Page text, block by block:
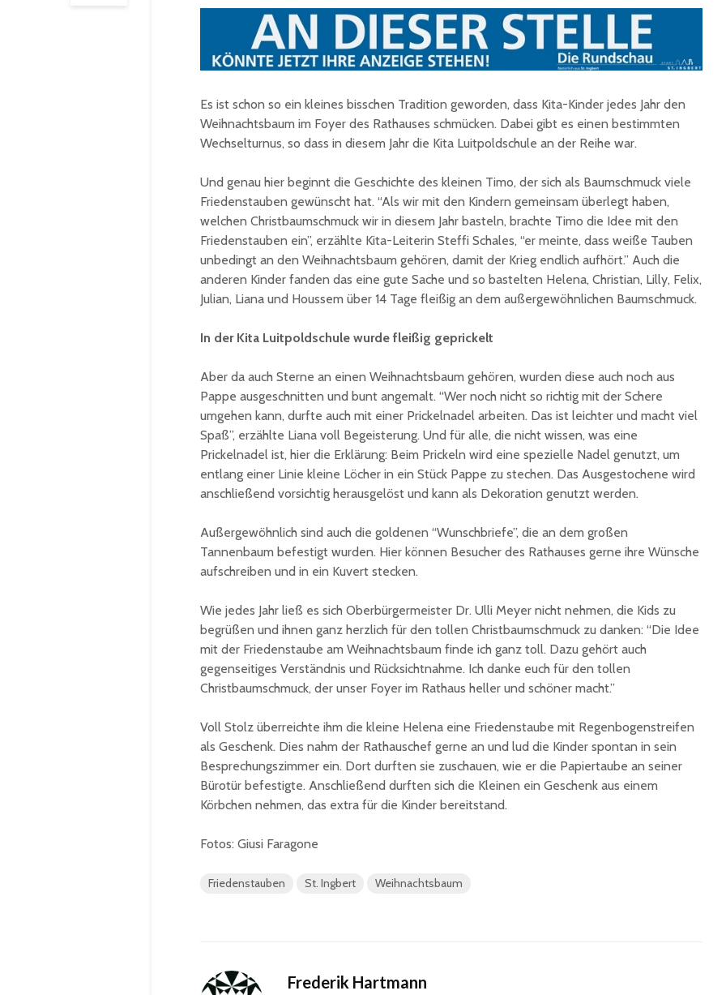
Es ist schon so ein kleines bisschen Tradition geworden, dass Kita-Kinder jedes Jahr den
Weihnachtsbaum im Foyer des Rathauses schmücken. Dabei gibt es einen bestimmten
Wechselturnus, so dass in diesem Jahr die Kita Luitpoldschule an der Reihe war.
Und genau hier beginnt die Geschichte des kleinen Timo, der sich als Baumschmuck viele
Friedenstauben gewünscht hat. “Als wir mit den Kindern gemeinsam überlegt haben,
welchen Christbaumschmuck wir in diesem Jahr basteln, brachte Timo die Idee mit den
Friedenstauben ein”, erzählte Kita-Leiterin Steffi Schales, “er meinte, dass weiße Tauben
unbedingt an den Weihnachtsbaum gehören, damit der Krieg endlich aufhört.” Auch die
anderen Kinder fanden das eine gute Sache und so bastelten Helena, Christian, Lilly, Felix,
Julian, Liana und Houssem über 14 Tage fleißig an dem außergewöhnlichen Baumschmuck.
In der Kita Luitpoldschule wurde fleißig geprickelt
Aber da auch Sterne an einen Weihnachtsbaum gehören, wurden diese auch noch aus
Pappe ausgeschnitten und bunt angemalt. “Wer noch nicht so richtig mit der Schere
umgehen kann, durfte auch mit einer Prickelnadel arbeiten. Das ist leichter und macht viel
Spaß”, erzählte Liana voll Begeisterung. Und für alle, die nicht wissen, was eine
Prickelnadel ist, hier die Erklärung: Beim Prickeln wird eine spezielle Nadel genutzt, um
entlang einer Linie kleine Löcher in ein Stück Pappe zu stechen. Das Ausgestochene wird
anschließend vorsichtig herausgelöst und kann als Dekoration genutzt werden.
Außergewöhnlich sind auch die goldenen “Wunschbriefe”, die an dem großen
Tannenbaum befestigt wurden. Hier können Besucher des Rathauses gerne ihre Wünsche
aufschreiben und in ein Kuvert stecken.
Wie jedes Jahr ließ es sich Oberbürgermeister Dr. Ulli Meyer nicht nehmen, die Kids zu
begrüßen und ihnen ganz herzlich für den tollen Christbaumschmuck zu danken: “Die Idee
mit der Friedenstaube am Weihnachtsbaum finde ich ganz toll. Dazu gehört auch
gegenseitiges Verständnis und Rücksichtnahme. Ich danke euch für den tollen
Christbaumschmuck, der unser Foyer im Rathaus heller und schöner macht.”
Voll Stolz überreichte ihm die kleine Helena eine Friedenstaube mit Regenbogenstreifen
als Geschenk. Dies nahm der Rathauschef gerne an und lud die Kinder spontan in sein
Besprechungszimmer ein. Dort durften sie zuschauen, wie er die Papiertaube an seiner
Bürotür befestigte. Anschließend durften sich die Kleinen ein Geschenk aus einem
Körbchen nehmen, das extra für die Kinder bereitstand.
Fotos: Giusi Faragone
Friedenstauben St. Ingbert Weihnachtsbaum
Frederik Hartmann
Historische
Erinnerungsstücke aus
dem Nachlass von Dr.
übergeben
Total Normal
expandiert in St.
Ingbert: Mietvertrag
für ehemaliges H&M-
Gebäude
unterzeichnet
90 Jahre
St. Ingberter
Handelsgeschichte
feiert
Stadt